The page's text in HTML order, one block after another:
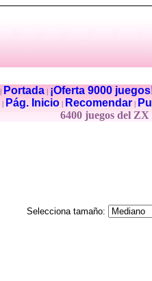
Portada| ¡Oferta 9000
Pág. Inicio Recomendar
6400 juegos del
Selecciona tamaño: